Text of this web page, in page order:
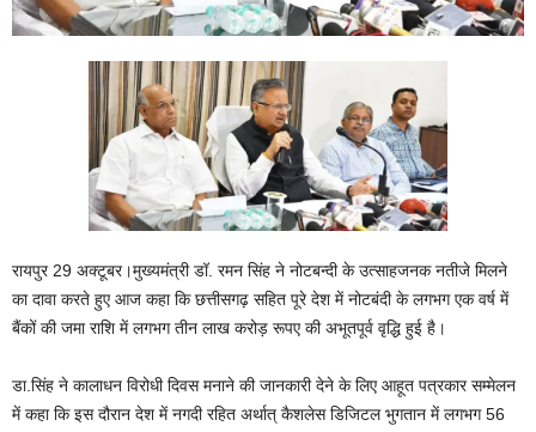
रायपुर 29 अक्टूबर।मुख्यमंत्री डॉ. रमन सिंह ने नोटबन्दी के उत्साहजनक नतीजे मिलने
का दावा करते हुए आज कहा कि छत्तीसगढ़ सहित पूरे देश में नोटबंदी के लगभग एक वर्ष में
बैंकों की जमा राशि में लगभग तीन लाख करोड़ रूपए की अभूतपूर्व वृद्धि हुई है।
डा.सिंह ने कालाधन विरोधी दिवस मनाने की जानकारी देने के लिए आहूत पत्रकार सम्मेलन
में कहा कि इस दौरान देश में नगदी रहित अर्थात् कैशलेस डिजिटल भुगतान में लगभग 56